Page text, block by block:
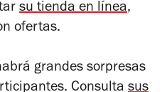
su tienda en línea,
ofertas.
grandes sorpresas
Consulta sus